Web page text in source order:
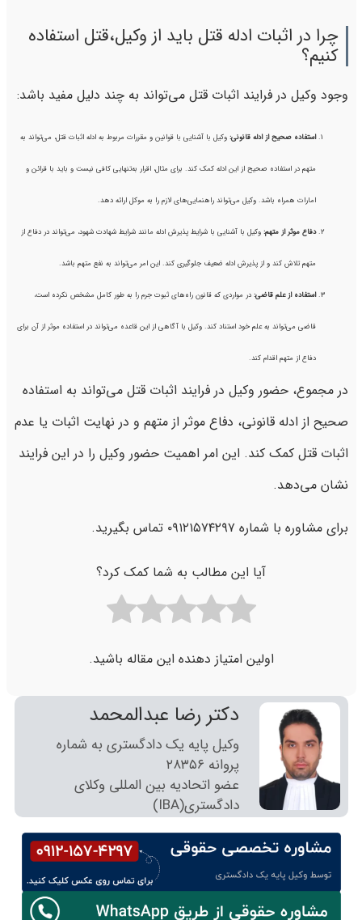
چرا در اثبات ادله قتل باید از وکیل،قتل استفاده
کنیم؟
وجود وکیل در فرایند اثبات قتل می‌تواند به چند دلیل مفید باشد:
استفاده صحیح از ادله قانونی: وکیل با آشنایی با قوانین و مقررات مربوط به ادله اثبات قتل، می‌تواند به
متهم در استفاده صحیح از این ادله کمک کند. برای مثال، اقرار به‌تنهایی کافی نیست و باید با قرائن و
امارات همراه باشد. وکیل می‌تواند راهنمایی‌های لازم را به موکل ارائه دهد.
دفاع موثر از متهم: وکیل با آشنایی با شرایط پذیرش ادله مانند شرایط شهادت شهود، می‌تواند در دفاع از
متهم تلاش کند و از پذیرش ادله ضعیف جلوگیری کند. این امر می‌تواند به نفع متهم باشد.
استفاده از علم قاضی: در مواردی که قانون راه‌های ثبوت جرم را به طور کامل مشخص نکرده است،
قاضی می‌تواند به علم خود استناد کند. وکیل با آگاهی از این قاعده می‌تواند در استفاده موثر از آن برای
دفاع از متهم اقدام کند.
در مجموع، حضور وکیل در فرایند اثبات قتل می‌تواند به استفاده
صحیح از ادله قانونی، دفاع موثر از متهم و در نهایت اثبات یا عدم
اثبات قتل کمک کند. این امر اهمیت حضور وکیل را در این فرایند
نشان می‌دهد.
برای مشاوره با شماره ۰۹۱۲۱۵۷۴۲۹۷ تماس بگیرید.
آیا این مطالب به شما کمک کرد؟
اولین امتیاز دهنده این مقاله باشید.
دکتر رضا عبدالمحمد
وکیل پایه یک دادگستری به شماره
پروانه ٢٨٣٥٦
عضو اتحادیه بین المللی وکلای
دادگستری(IBA)